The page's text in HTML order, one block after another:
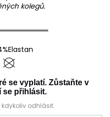
kolegů.
se vyplatí. Zůstaňte v
se přihlásit.
kdykoliv odhlásit.